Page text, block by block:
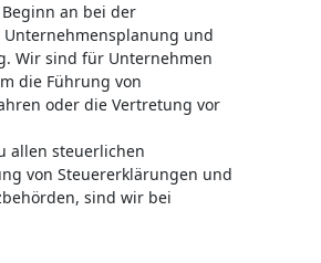
an bei der
und
Wir sind für Unternehmen
die Führung von
oder die Vertretung vor
allen steuerlichen
von Steuererklärungen und
sind wir bei